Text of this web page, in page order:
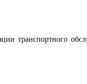
транспортного